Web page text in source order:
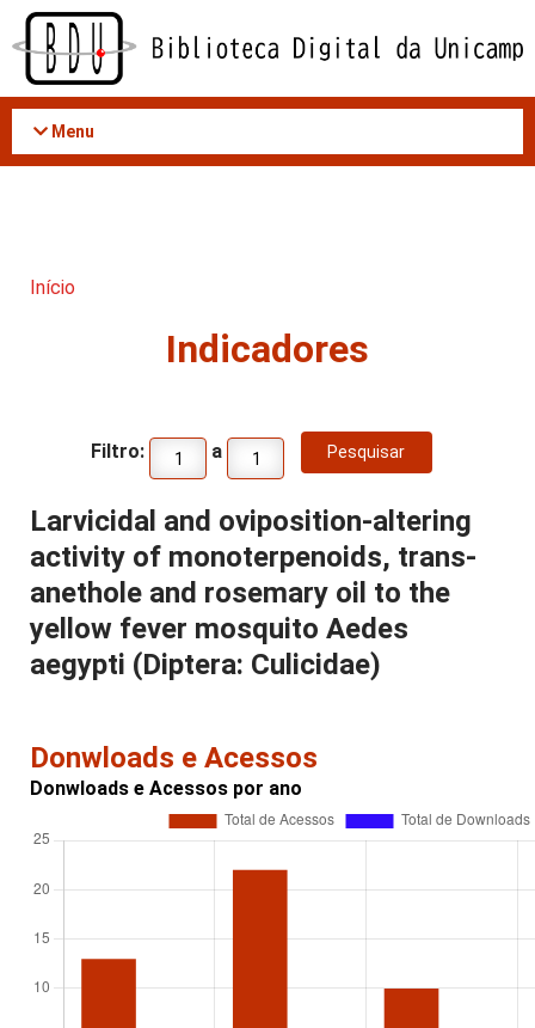
Acessar
conteúdo
Menu
Início
Indicadores
Filtro: a
Larvicidal and oviposition-altering
activity of monoterpenoids, trans-
anethole and rosemary oil to the
yellow fever mosquito Aedes
aegypti (Diptera: Culicidae)
Donwloads e Acessos
Donwloads e Acessos por ano